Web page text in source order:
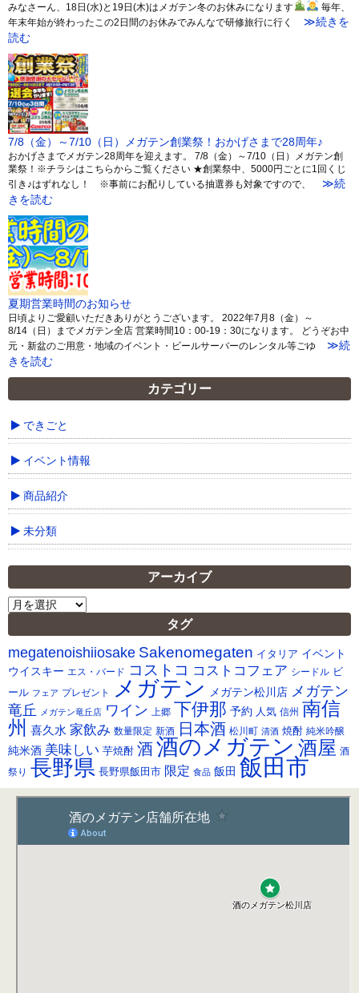
みなさーん、18日(水)と19日(木)はメガテン冬のお休みになります
毎年、
年末年始が終わったこの2日間のお休みでみんなで研修旅行に行く
≫続きを
読む
7/8（金）～7/10（日）メガテン創業祭！おかげさまで28周年♪
おかげさまでメガテン28周年を迎えます。 7/8（金）～7/10（日）メガテン創
業祭！※チラシはこちらからご覧ください ★創業祭中、5000円ごとに1回くじ
引き♪はずれなし！ ※事前にお配りしている抽選券も対象ですので、
≫続
きを読む
夏期営業時間のお知らせ
日頃よりご愛顧いただきありがとうございます。 2022年7月8（金）～
8/14（日）までメガテン全店 営業時間10：00-19：30になります。 どうぞお中
元・新盆のご用意・地域のイベント・ビールサーバーのレンタル等ごゆ
≫続
きを読む
カテゴリー
できごと
イベント情報
商品紹介
未分類
アーカイブ
ア
カ
イ
ブ
タグ
megatenoishiiosake Sakenomegaten イタリア イベント
ウイスキー エス・バード コストコ コストコフェア シードル ビ
ール フェア プレゼント メガテン メガテン松川店 メガテン
竜丘
メガテン竜丘店 ワイン 上郷 下伊那 予約 人気 信州 南信
州 喜久水 家飲み 数量限定 新酒 日本酒 松川町 清酒 焼酎 純米吟醸
純米酒 美味しい 芋焼酎 酒酒のメガテン 酒屋 酒
祭り 長野県 長野県飯田市 限定 食品 飯田 飯田市